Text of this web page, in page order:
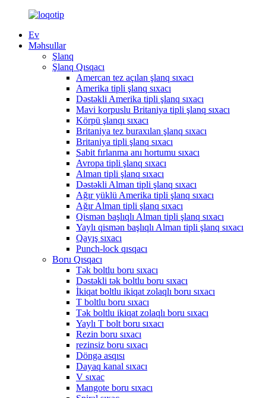
Ev
Məhsullar
Şlanq
Şlanq Qısqacı
Amercan tez açılan şlanq sıxacı
Amerika tipli şlanq sıxacı
Dəstəkli Amerika tipli şlanq sıxacı
Mavi korpuslu Britaniya tipli şlanq sıxacı
Körpü şlanqı sıxacı
Britaniya tez buraxılan şlanq sıxacı
Britaniya tipli şlanq sıxacı
Sabit fırlanma anı hortumu sıxacı
Avropa tipli şlanq sıxacı
Alman tipli şlanq sıxacı
Dəstəkli Alman tipli şlanq sıxacı
Ağır yüklü Amerika tipli şlanq sıxacı
Ağır Alman tipli şlanq sıxacı
Qismən başlıqlı Alman tipli şlanq sıxacı
Yaylı qismən başlıqlı Alman tipli şlanq sıxacı
Qayış sıxacı
Punch-lock qısqacı
Boru Qısqacı
Tək boltlu boru sıxacı
Dəstəkli tək boltlu boru sıxacı
İkiqat boltlu ikiqat zolaqlı boru sıxacı
T boltlu boru sıxacı
Tək boltlu ikiqat zolaqlı boru sıxacı
Yaylı T bolt boru sıxacı
Rezin boru sıxacı
rezinsiz boru sıxacı
Döngə asqısı
Dayaq kanal sıxacı
V sıxac
Mangote boru sıxacı